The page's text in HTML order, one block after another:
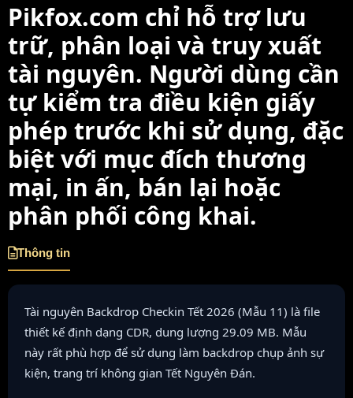
Pikfox.com chỉ hỗ trợ lưu
trữ, phân loại và truy xuất
tài nguyên. Người dùng cần
tự kiểm tra điều kiện giấy
phép trước khi sử dụng, đặc
biệt với mục đích thương
mại, in ấn, bán lại hoặc
phân phối công khai.
Thông tin
Tài nguyên Backdrop Checkin Tết 2026 (Mẫu 11) là file
thiết kế định dạng CDR, dung lượng 29.09 MB. Mẫu
này rất phù hợp để sử dụng làm backdrop chụp ảnh sự
kiện, trang trí không gian Tết Nguyên Đán.